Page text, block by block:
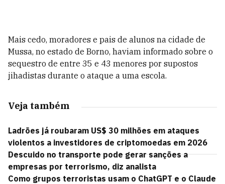
Mais cedo, moradores e pais de alunos na cidade de
Mussa, no estado de Borno, haviam informado sobre o
sequestro de entre 35 e 43 menores por supostos
jihadistas durante o ataque a uma escola.
Veja também
Ladrões já roubaram US$ 30 milhões em ataques
violentos a investidores de criptomoedas em 2026
Descuido no transporte pode gerar sanções a
empresas por terrorismo, diz analista
Como grupos terroristas usam o ChatGPT e o Claude